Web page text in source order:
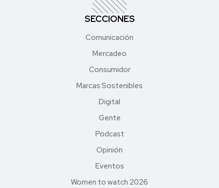
SECCIONES
Comunicación
Mercadeo
Consumidor
Marcas Sostenibles
Digital
Gente
Podcast
Opinión
Eventos
Women to watch 2026